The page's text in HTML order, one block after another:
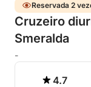
Reservada 2
Cruzeiro
Smeralda
-
4.7